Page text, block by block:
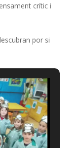
crític i
por si